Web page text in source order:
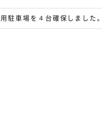
駐車場を４台確保しました。